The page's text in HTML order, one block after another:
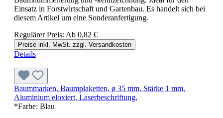
Einsatz in Forstwirtschaft und Gartenbau. Es handelt sich bei
diesem Artikel um eine Sonderanfertigung.
Regulärer Preis: Ab 0,82 €
Preise inkl. MwSt. zzgl. Versandkosten
Details
Baummarken, Baumplaketten, ø 35 mm, Stärke 1 mm,
Aluminium eloxiert, Laserbeschriftung,
*Farbe: Blau